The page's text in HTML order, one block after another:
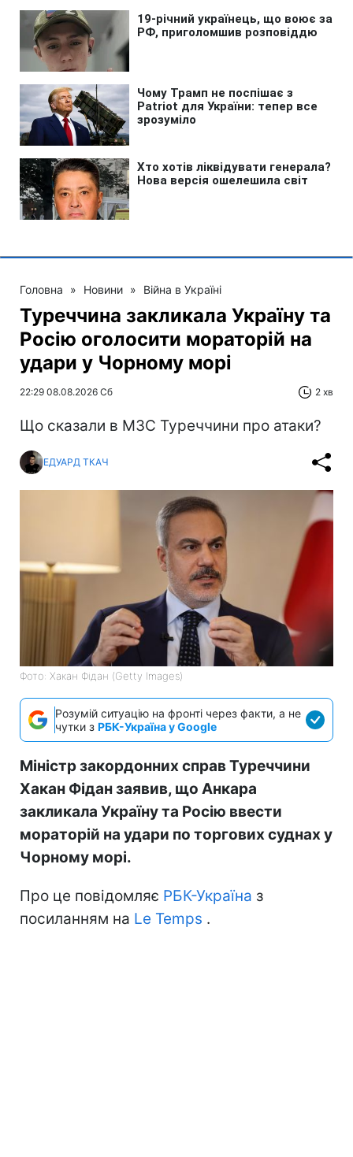
Головна » Новини » Війна в Україні
Туреччина закликала Україну та
Росію оголосити мораторій на
удари у Чорному морі
22:29 08.08.2026 Сб 2 хв
Що сказали в МЗС Туреччини про атаки?
ЕДУАРД ТКАЧ
Фото: Хакан Фідан (Getty Images)
Розумій ситуацію на фронті через факти, а не
чутки з РБК-Україна у Google
Міністр закордонних справ Туреччини
Хакан Фідан заявив, що Анкара
закликала Україну та Росію ввести
мораторій на удари по торгових суднах у
Чорному морі.
Про це повідомляє РБК-Україна з
посиланням на Le Temps .